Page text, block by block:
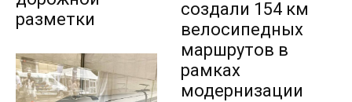
разметки
создали 154 км
велосипедных
маршрутов в
рамках
модернизации